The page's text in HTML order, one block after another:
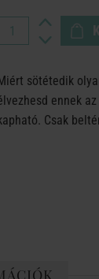
sötétedik
ennek
Csak